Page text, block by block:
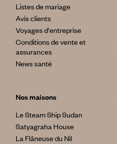
Listes de mariage
Avis clients
Voyages d'entreprise
Conditions de vente et
assurances
News santé
Nos maisons
Le Steam Ship Sudan
Satyagraha House
La Flâneuse du Nil